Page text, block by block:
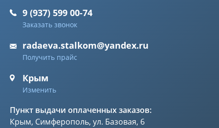
9 (937) 599 00-74
Заказать звонок
radaeva.stalkom@yandex.ru
Получить прайс
Крым
Изменить
Пункт выдачи оплаченных заказов:
Крым, Симферополь, ул. Базовая, 6